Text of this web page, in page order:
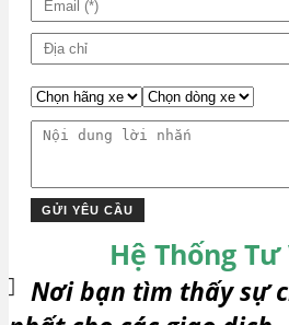
Hệ Thống Tư
Nơi bạn tìm thấy sự